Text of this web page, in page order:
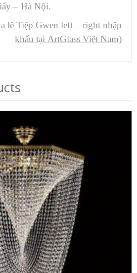
– Hà Nội.
lê Tiệp Gwen left – right nhập
khẩu tại ArtGlass Việt Nam)